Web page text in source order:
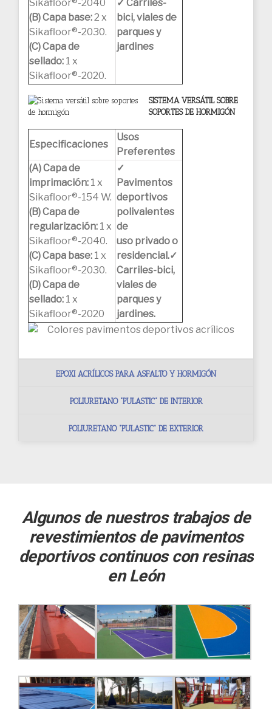
Sikafloor®-2040
(B) Capa base:2 x
Sikafloor®-2030.
(C) Capa de
sellado: 1 x
Sikafloor®-2020.
✓ Carriles-
bici, viales de
parques y
jardines
SISTEMA VERSÁTIL SOBRE
SOPORTES DE HORMIGÓN
Especificaciones
Usos
Preferentes
(A) Capa de
imprimación: 1 x
Sikafloor®-154 W.
(B) Capa de
regularización: 1 x
Sikafloor®-2040.
(C) Capa base: 1 x
Sikafloor®-2030.
(D) Capa de
sellado: 1 x
Sikafloor®-2020
✓
Pavimentos
deportivos
polivalentes
de
uso privado o
residencial.✓
Carriles-bici,
viales de
parques y
jardines.
EPOXI ACRÍLICOS PARA ASFALTO Y HORMIGÓN
POLIURETANO “PULASTIC“ DE INTERIOR
POLIURETANO “PULASTIC“ DE EXTERIOR
Algunos de nuestros trabajos de
revestimientos de pavimentos
deportivos continuos con resinas
en León